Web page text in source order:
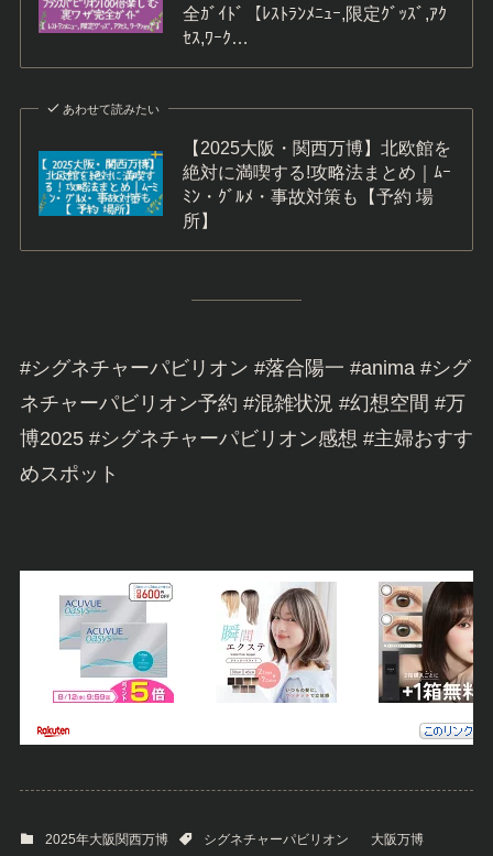
全ｶﾞｲﾄﾞ【ﾚｽﾄﾗﾝﾒﾆｭｰ,限定ｸﾞｯｽﾞ,ｱｸ
ｾｽ,ﾜｰｸ…
あわせて読みたい
【2025大阪・関西万博】北欧館を
絶対に満喫する!攻略法まとめ｜ﾑｰ
ﾐﾝ・ｸﾞﾙﾒ・事故対策も【予約 場
所】
#シグネチャーパビリオン #落合陽一 #anima #シグ
ネチャーパビリオン予約 #混雑状況 #幻想空間 #万
博2025 #シグネチャーパビリオン感想 #主婦おすす
めスポット
2025年大阪関西万博 シグネチャーパビリオン 大阪万博